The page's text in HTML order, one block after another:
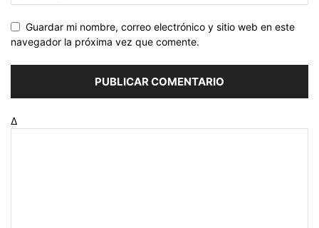
Guardar mi nombre, correo electrónico y sitio web en este
navegador la próxima vez que comente.
Δ